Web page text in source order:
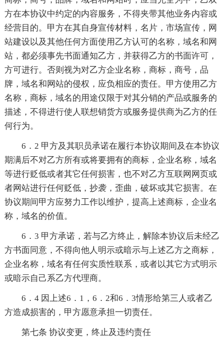
方在本协议中约定的内容服务，不得夹带其他业务内容或
经营目的。甲方在其自身宣传材料，名片，市场宣传，网
站建设以及其他任何方面使用乙方认可的名称，域名和网
站，都必须事先书面通知乙方，并获得乙方的书面许可，
方可进行。否则视为对乙方企业名称，商标，商号，品
牌，域名和网站的侵权，应负相应的责任。甲方使用乙方
名称，商标，域名的用途仅限于对其分销的产品或服务的
描述，不得进行使人联想销货方或服务提供商为乙方的任
何行为。
6．2 甲方及其职员承诺在履行本协议期间及在本协议
期满后不对乙方所有或将要拥有的商标，企业名称，域名
等进行贬低或者其它任何损害，也不对乙方互联网网页或
者网站进行任何贬低，抄袭，歪曲，破坏或其它损害。在
协议期间甲方应努力工作以维护，提高上述商标，企业名
称，域名的价值。
6．3 甲方承诺，若与乙方终止，解除本协议后未经乙
方书面同意，不得向他人明示或暗示与上述乙方之商标，
企业名称，域名有任何实质性联系，或者以其它方式明示
或暗示自己系乙方代理商。
6．4 因上述6．1，6．2和6．3情形给第三人或者乙
方造成损害的，甲方愿意承担一切责任。
第七条 协议变更，终止及违约责任